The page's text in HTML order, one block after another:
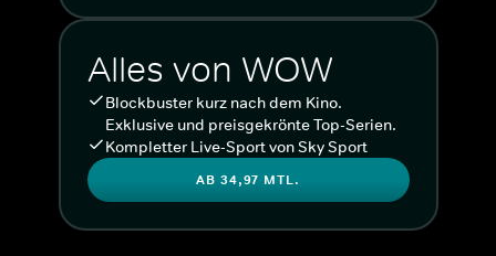
Alles von WOW
Blockbuster kurz nach dem Kino.
Exklusive und preisgekrönte Top-Serien.
Kompletter Live-Sport von Sky Sport
AB 34,97 MTL.